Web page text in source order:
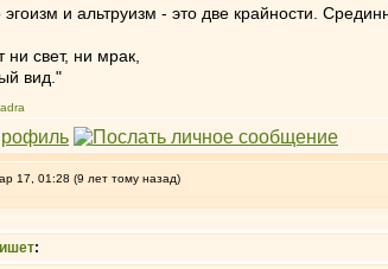
эгоизм и альтруизм - это две крайности.
свет, ни мрак,
вид."
17, 01:28 (9 лет тому назад)
: